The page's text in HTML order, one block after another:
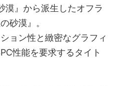
漠』から派生したオフラ
砂漠』。
ョン性と緻密なグラフィ
性能を要求するタイト